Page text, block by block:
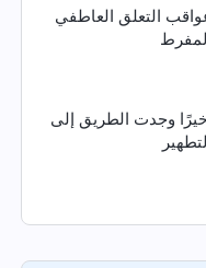
التعلق العاطفي
وجدت الطريق إلى